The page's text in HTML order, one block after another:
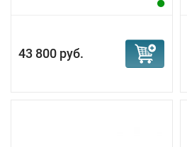
43 800 руб.